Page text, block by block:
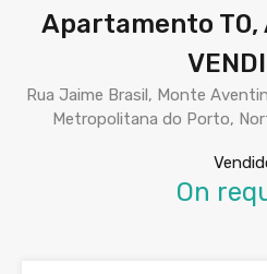
Apartamento T0,
Rua Jaime Brasil, Monte
Metropolitana do Porto,
On